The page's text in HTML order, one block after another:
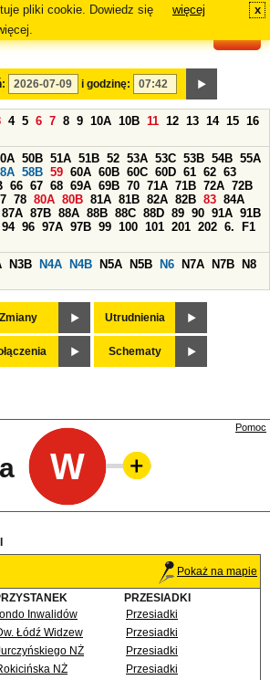
pliki cookie. Dowiedz się
więcej x
i godzinę:
4 5 6 7 8 9 10A 10B 11 12 13 14 15 16
50B 51A 51B 52 53A 53C 53B 54B 55A
58B 59 60A 60B 60C 60D 61 62 63
66 67 68 69A 69B 70 71A 71B 72A 72B
78 80A 80B 81A 81B 82A 82B 83 84A
87A 87B 88A 88B 88C 88D 89 90 91A 91B
94 96 97A 97B 99 100 101 201 202 6.
F1
N3B N4A N4B N5A N5B N6 N7A N7B
N8
Zmiany Utrudnienia
Schematy
W
Pomoc
Pokaż na mapie
PRZESIADKI
Inwalidów
Przesiadki
Łódź Widzew
Przesiadki
NŻ
Przesiadki
NŻ
Przesiadki